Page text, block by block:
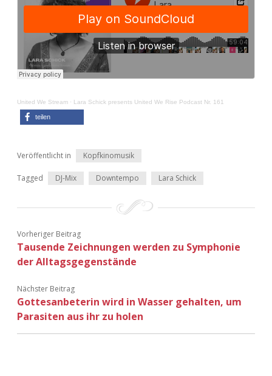
United We Stream · Lara Schick presents United We Rise Podcast Nr. 161
teilen
Veröffentlicht in Kopfkinomusik
Tagged DJ-Mix Downtempo Lara Schick
Vorheriger Beitrag
Tausende Zeichnungen werden zu Symphonie
der Alltagsgegenstände
Nächster Beitrag
Gottesanbeterin wird in Wasser gehalten, um
Parasiten aus ihr zu holen